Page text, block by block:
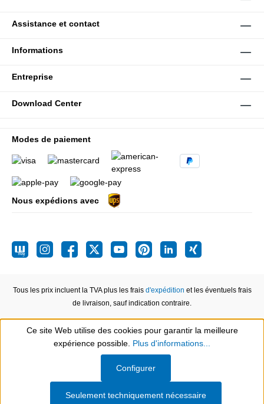
Assistance et contact
Informations
Entreprise
Download Center
Modes de paiement
Nous expédions avec
Tous les prix incluent la TVA plus les frais d'expédition et les éventuels frais
de livraison, sauf indication contraire.
Ce site Web utilise des cookies pour garantir la meilleure
expérience possible. Plus d'informations...
Seulement techniquement nécessaire
Configurer